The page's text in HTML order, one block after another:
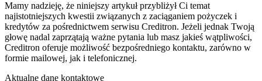
Mamy nadzieję, że niniejszy artykuł przybliżył Ci temat
najistotniejszych kwestii związanych z zaciąganiem pożyczek i
kredytów za pośrednictwem serwisu Creditron. Jeżeli jednak Twoją
głowę nadal zaprzątają ważne pytania lub masz jakieś wątpliwości,
Creditron oferuje możliwość bezpośredniego kontaktu, zarówno w
formie mailowej, jak i telefonicznej.
Aktualne dane kontaktowe